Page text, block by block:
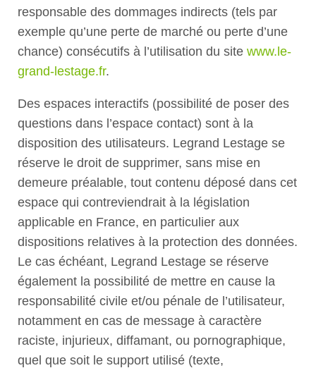
responsable des dommages indirects (tels par
exemple qu’une perte de marché ou perte d’une
chance) consécutifs à l’utilisation du site www.le-
grand-lestage.fr.
Des espaces interactifs (possibilité de poser des
questions dans l’espace contact) sont à la
disposition des utilisateurs. Legrand Lestage se
réserve le droit de supprimer, sans mise en
demeure préalable, tout contenu déposé dans cet
espace qui contreviendrait à la législation
applicable en France, en particulier aux
dispositions relatives à la protection des données.
Le cas échéant, Legrand Lestage se réserve
également la possibilité de mettre en cause la
responsabilité civile et/ou pénale de l’utilisateur,
notamment en cas de message à caractère
raciste, injurieux, diffamant, ou pornographique,
quel que soit le support utilisé (texte,